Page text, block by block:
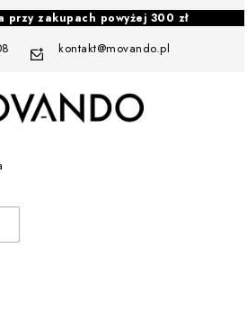
przy zakupach powyżej 300 zł
kontakt@movando.pl